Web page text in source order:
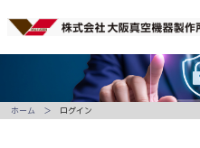
ホーム ログイン